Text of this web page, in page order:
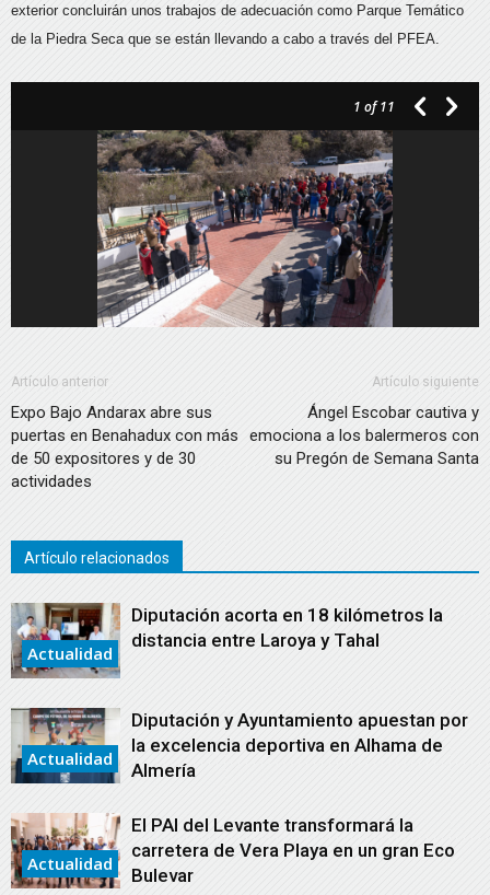
exterior concluirán unos trabajos de adecuación como Parque Temático
de la Piedra Seca que se están llevando a cabo a través del PFEA.
1 of 11
Artículo anterior
Expo Bajo Andarax abre sus
puertas en Benahadux con más
de 50 expositores y de 30
actividades
Artículo siguiente
Ángel Escobar cautiva y
emociona a los balermeros con
su Pregón de Semana Santa
Artículo relacionados
Actualidad
Diputación acorta en 18 kilómetros la
distancia entre Laroya y Tahal
Actualidad
Diputación y Ayuntamiento apuestan por
la excelencia deportiva en Alhama de
Almería
Actualidad
El PAI del Levante transformará la
carretera de Vera Playa en un gran Eco
Bulevar